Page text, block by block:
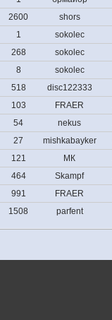
2600 shors
1 sokolec
268 sokolec
8 sokolec
518 disc122333
103 FRAER
54 nekus
27 mishkabayker
121 МК
464 Skampf
991 FRAER
1508 parfent